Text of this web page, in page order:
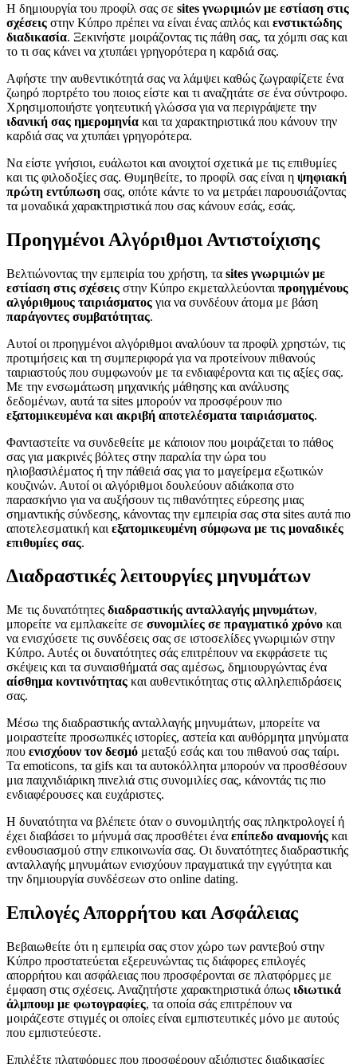
Η δημιουργία του προφίλ σας σε sites γνωριμιών με εστίαση στις
σχέσεις στην Κύπρο πρέπει να είναι ένας απλός και ενστικτώδης
διαδικασία. Ξεκινήστε μοιράζοντας τις πάθη σας, τα χόμπι σας και
το τι σας κάνει να χτυπάει γρηγορότερα η καρδιά σας.
Αφήστε την αυθεντικότητά σας να λάμψει καθώς ζωγραφίζετε ένα
ζωηρό πορτρέτο του ποιος είστε και τι αναζητάτε σε ένα σύντροφο.
Χρησιμοποιήστε γοητευτική γλώσσα για να περιγράψετε την
ιδανική σας ημερομηνία και τα χαρακτηριστικά που κάνουν την
καρδιά σας να χτυπάει γρηγορότερα.
Να είστε γνήσιοι, ευάλωτοι και ανοιχτοί σχετικά με τις επιθυμίες
και τις φιλοδοξίες σας. Θυμηθείτε, το προφίλ σας είναι η ψηφιακή
πρώτη εντύπωση σας, οπότε κάντε το να μετράει παρουσιάζοντας
τα μοναδικά χαρακτηριστικά που σας κάνουν εσάς, εσάς.
Προηγμένοι Αλγόριθμοι Αντιστοίχισης
Βελτιώνοντας την εμπειρία του χρήστη, τα sites γνωριμιών με
εστίαση στις σχέσεις στην Κύπρο εκμεταλλεύονται προηγμένους
αλγόριθμους ταιριάσματος για να συνδέουν άτομα με βάση
παράγοντες συμβατότητας.
Αυτοί οι προηγμένοι αλγόριθμοι αναλύουν τα προφίλ χρηστών, τις
προτιμήσεις και τη συμπεριφορά για να προτείνουν πιθανούς
ταιριαστούς που συμφωνούν με τα ενδιαφέροντα και τις αξίες σας.
Με την ενσωμάτωση μηχανικής μάθησης και ανάλυσης
δεδομένων, αυτά τα sites μπορούν να προσφέρουν πιο
εξατομικευμένα και ακριβή αποτελέσματα ταιριάσματος.
Φανταστείτε να συνδεθείτε με κάποιον που μοιράζεται το πάθος
σας για μακρινές βόλτες στην παραλία την ώρα του
ηλιοβασιλέματος ή την πάθειά σας για το μαγείρεμα εξωτικών
κουζινών. Αυτοί οι αλγόριθμοι δουλεύουν αδιάκοπα στο
παρασκήνιο για να αυξήσουν τις πιθανότητες εύρεσης μιας
σημαντικής σύνδεσης, κάνοντας την εμπειρία σας στα sites αυτά πιο
αποτελεσματική και εξατομικευμένη σύμφωνα με τις μοναδικές
επιθυμίες σας.
Διαδραστικές λειτουργίες μηνυμάτων
Με τις δυνατότητες διαδραστικής ανταλλαγής μηνυμάτων,
μπορείτε να εμπλακείτε σε συνομιλίες σε πραγματικό χρόνο και
να ενισχύσετε τις συνδέσεις σας σε ιστοσελίδες γνωριμιών στην
Κύπρο. Αυτές οι δυνατότητες σάς επιτρέπουν να εκφράσετε τις
σκέψεις και τα συναισθήματά σας αμέσως, δημιουργώντας ένα
αίσθημα κοντινότητας και αυθεντικότητας στις αλληλεπιδράσεις
σας.
Μέσω της διαδραστικής ανταλλαγής μηνυμάτων, μπορείτε να
μοιραστείτε προσωπικές ιστορίες, αστεία και αυθόρμητα μηνύματα
που ενισχύουν τον δεσμό μεταξύ εσάς και του πιθανού σας ταίρι.
Τα emoticons, τα gifs και τα αυτοκόλλητα μπορούν να προσθέσουν
μια παιχνιδιάρικη πινελιά στις συνομιλίες σας, κάνοντάς τις πιο
ενδιαφέρουσες και ευχάριστες.
Η δυνατότητα να βλέπετε όταν ο συνομιλητής σας πληκτρολογεί ή
έχει διαβάσει το μήνυμά σας προσθέτει ένα επίπεδο αναμονής και
ενθουσιασμού στην επικοινωνία σας. Οι δυνατότητες διαδραστικής
ανταλλαγής μηνυμάτων ενισχύουν πραγματικά την εγγύτητα και
την δημιουργία συνδέσεων στο online dating.
Επιλογές Απορρήτου και Ασφάλειας
Βεβαιωθείτε ότι η εμπειρία σας στον χώρο των ραντεβού στην
Κύπρο προστατεύεται εξερευνώντας τις διάφορες επιλογές
απορρήτου και ασφάλειας που προσφέρονται σε πλατφόρμες με
έμφαση στις σχέσεις. Αναζητήστε χαρακτηριστικά όπως ιδιωτικά
άλμπουμ με φωτογραφίες, τα οποία σάς επιτρέπουν να
μοιράζεστε στιγμές οι οποίες είναι εμπιστευτικές μόνο με αυτούς
που εμπιστεύεστε.
Επιλέξτε πλατφόρμες που προσφέρουν αξιόπιστες διαδικασίες